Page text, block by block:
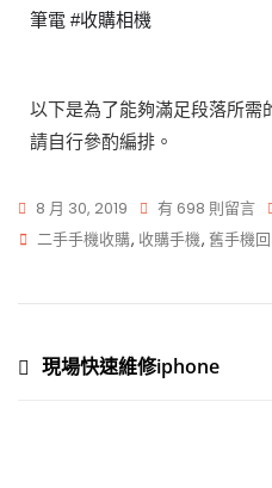
筆電 #收購相機
以下是為了能夠滿足段落所需
請自行參酌編排。
8 月 30, 2019 有 698 則留言
二手手機收購, 收購手機, 舊手機
現場快速維修iphone